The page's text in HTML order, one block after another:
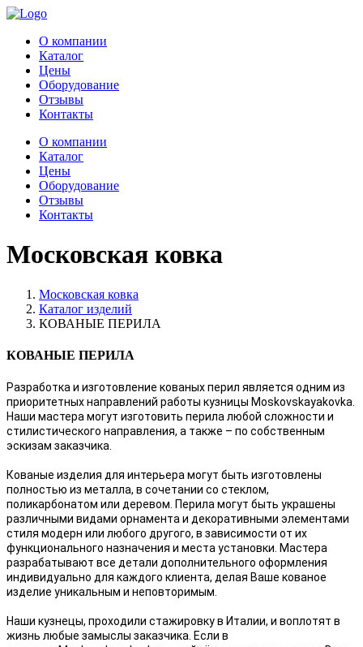
О компании
Каталог
Цены
Оборудование
Отзывы
Контакты
О компании
Каталог
Цены
Оборудование
Отзывы
Контакты
Московская ковка
Московская ковка
Каталог изделий
КОВАНЫЕ ПЕРИЛА
КОВАНЫЕ ПЕРИЛА
Разработка и изготовление кованых перил является одним из
приоритетных направлений работы кузницы Moskovskayakovka.
Наши мастера могут изготовить перила любой сложности и
стилистического направления, а также – по собственным
эскизам заказчика.
Кованые изделия для интерьера могут быть изготовлены
полностью из металла, в сочетании со стеклом,
поликарбонатом или деревом. Перила могут быть украшены
различными видами орнамента и декоративными элементами
стиля модерн или любого другого, в зависимости от их
функционального назначения и места установки. Мастера
разрабатывают все детали дополнительного оформления
индивидуально для каждого клиента, делая Ваше кованое
изделие уникальным и неповторимым.
Наши кузнецы, проходили стажировку в Италии, и воплотят в
жизнь любые замыслы заказчика. Если в